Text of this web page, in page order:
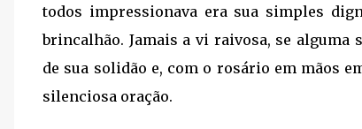
todos impressionava era sua simples
brincalhão. Jamais a vi raivosa, se
de sua solidão e, com o rosário em mãos
silenciosa oração.